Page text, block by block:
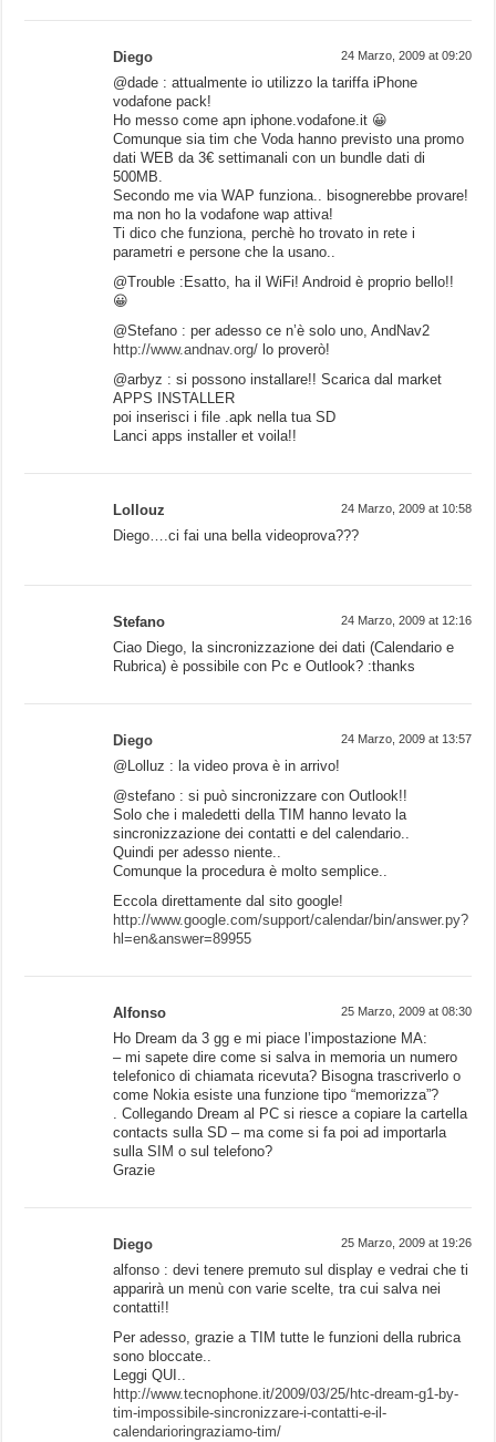
Diego 24 Marzo, 2009 at 09:20
@dade : attualmente io utilizzo la tariffa iPhone
vodafone pack!
Ho messo come apn iphone.vodafone.it 😀
Comunque sia tim che Voda hanno previsto una promo
dati WEB da 3€ settimanali con un bundle dati di
500MB.
Secondo me via WAP funziona.. bisognerebbe provare!
ma non ho la vodafone wap attiva!
Ti dico che funziona, perchè ho trovato in rete i
parametri e persone che la usano..
@Trouble :Esatto, ha il WiFi! Android è proprio bello!!
😀
@Stefano : per adesso ce n’è solo uno, AndNav2
http://www.andnav.org/ lo proverò!
@arbyz : si possono installare!! Scarica dal market
APPS INSTALLER
poi inserisci i file .apk nella tua SD
Lanci apps installer et voila!!
Lollouz 24 Marzo, 2009 at 10:58
Diego….ci fai una bella videoprova???
Stefano 24 Marzo, 2009 at 12:16
Ciao Diego, la sincronizzazione dei dati (Calendario e
Rubrica) è possibile con Pc e Outlook? :thanks
Diego 24 Marzo, 2009 at 13:57
@Lolluz : la video prova è in arrivo!
@stefano : si può sincronizzare con Outlook!!
Solo che i maledetti della TIM hanno levato la
sincronizzazione dei contatti e del calendario..
Quindi per adesso niente..
Comunque la procedura è molto semplice..
Eccola direttamente dal sito google!
http://www.google.com/support/calendar/bin/answer.py?
hl=en&answer=89955
Alfonso 25 Marzo, 2009 at 08:30
Ho Dream da 3 gg e mi piace l’impostazione MA:
– mi sapete dire come si salva in memoria un numero
telefonico di chiamata ricevuta? Bisogna trascriverlo o
come Nokia esiste una funzione tipo “memorizza”?
. Collegando Dream al PC si riesce a copiare la cartella
contacts sulla SD – ma come si fa poi ad importarla
sulla SIM o sul telefono?
Grazie
Diego 25 Marzo, 2009 at 19:26
alfonso : devi tenere premuto sul display e vedrai che ti
apparirà un menù con varie scelte, tra cui salva nei
contatti!!
Per adesso, grazie a TIM tutte le funzioni della rubrica
sono bloccate..
Leggi QUI..
http://www.tecnophone.it/2009/03/25/htc-dream-g1-by-
tim-impossibile-sincronizzare-i-contatti-e-il-
calendarioringraziamo-tim/